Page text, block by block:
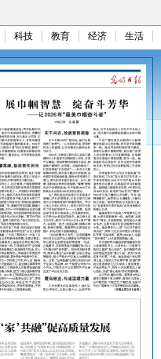
科技 教育 经济 生活